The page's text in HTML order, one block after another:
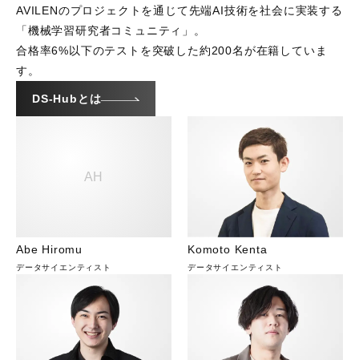
AVILENのプロジェクトを通じて先端AI技術を社会に実装する
「機械学習研究者コミュニティ」。
合格率6%以下のテストを突破した約200名が在籍していま
す。
DS-Hubとは
AH
Abe Hiromu
データサイエンティスト
Komoto Kenta
データサイエンティスト